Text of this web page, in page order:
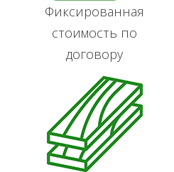
Фиксированная
стоимость по
договору